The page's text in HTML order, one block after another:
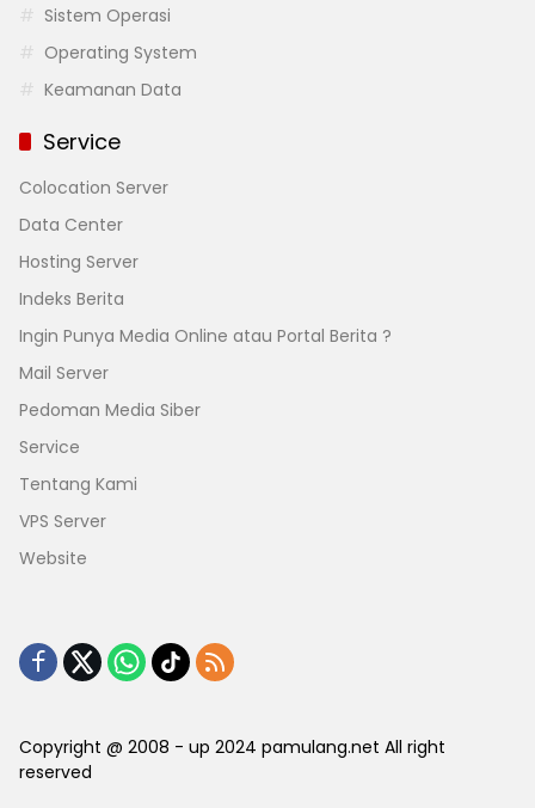
Sistem Operasi
Operating System
Keamanan Data
Service
Colocation Server
Data Center
Hosting Server
Indeks Berita
Ingin Punya Media Online atau Portal Berita ?
Mail Server
Pedoman Media Siber
Service
Tentang Kami
VPS Server
Website
Copyright @ 2008 - up 2024 pamulang.net All right
reserved